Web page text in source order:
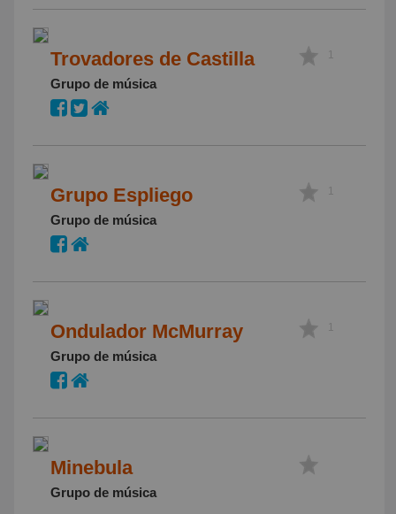
Trovadores de Castilla
Grupo de música
1
Grupo Espliego
Grupo de música
1
Ondulador McMurray
Grupo de música
1
Minebula
Grupo de música